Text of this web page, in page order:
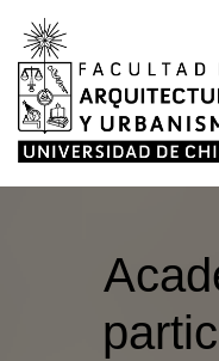
Saltar
contenido
Instituto
Facultad de